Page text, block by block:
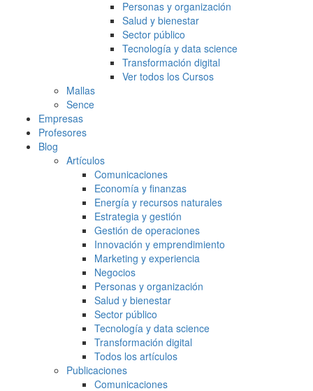
Personas y organización
Salud y bienestar
Sector público
Tecnología y data science
Transformación digital
Ver todos los Cursos
Mallas
Sence
Empresas
Profesores
Blog
Artículos
Comunicaciones
Economía y finanzas
Energía y recursos naturales
Estrategia y gestión
Gestión de operaciones
Innovación y emprendimiento
Marketing y experiencia
Negocios
Personas y organización
Salud y bienestar
Sector público
Tecnología y data science
Transformación digital
Todos los artículos
Publicaciones
Comunicaciones